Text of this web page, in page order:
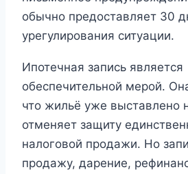
обычно предоставляет 30
урегулирования ситуации.
Ипотечная запись является
обеспечительной мерой.
что жильё уже выставлено
отменяет защиту
налоговой продажи. Но
продажу, дарение,